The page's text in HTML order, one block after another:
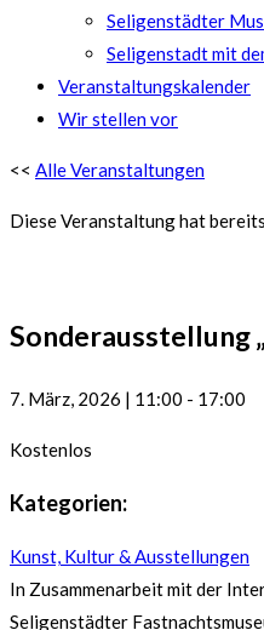
Seligenstädter
Seligenstadt mit
Veranstaltungskalender
Wir stellen vor
<< Alle Veranstaltungen
Diese Veranstaltung hat
Sonderausstellung
7. März, 2026 | 11:00 - 17:00
Kostenlos
Kategorien:
Kunst, Kultur & Ausstellungen
In Zusammenarbeit mit der
Seligenstädter